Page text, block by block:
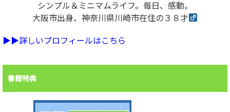
シンプル＆ミニマムライフ。毎日、感動。
大阪市出身、神奈川県川崎市在住の３８才
▶︎▶︎詳しいプロフィールはこちら
書籍特典